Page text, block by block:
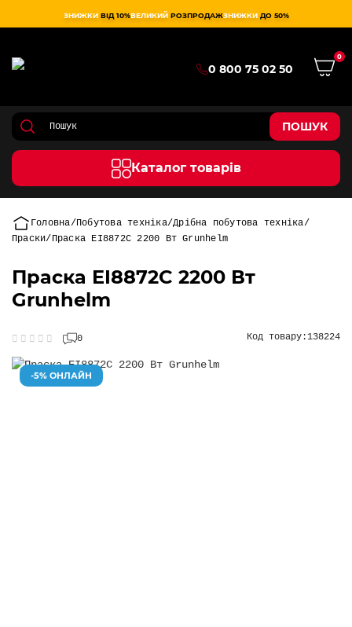
ЗНИЖКИ ВІД 10%ВЕЛИКИЙ РОЗПРОДАЖЗНИЖКИ ДО 50%
0 800 75 02 50
0
ПОШУК
Каталог товарів
Головна Побутова техніка Дрібна побутова техніка
Праски
Праска EI8872C 2200 Вт Grunhelm
Праска EI8872C 2200 Вт
Grunhelm
0 Код товару:138224
-5% ОНЛАЙН